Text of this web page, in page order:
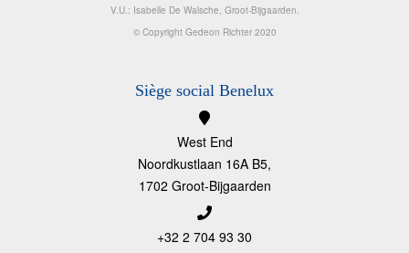
V.U.: Isabelle De Walsche, Groot-Bijgaarden.
© Copyright Gedeon Richter 2020
Siège social Benelux
West End
Noordkustlaan 16A B5,
1702 Groot-Bijgaarden
+32 2 704 93 30